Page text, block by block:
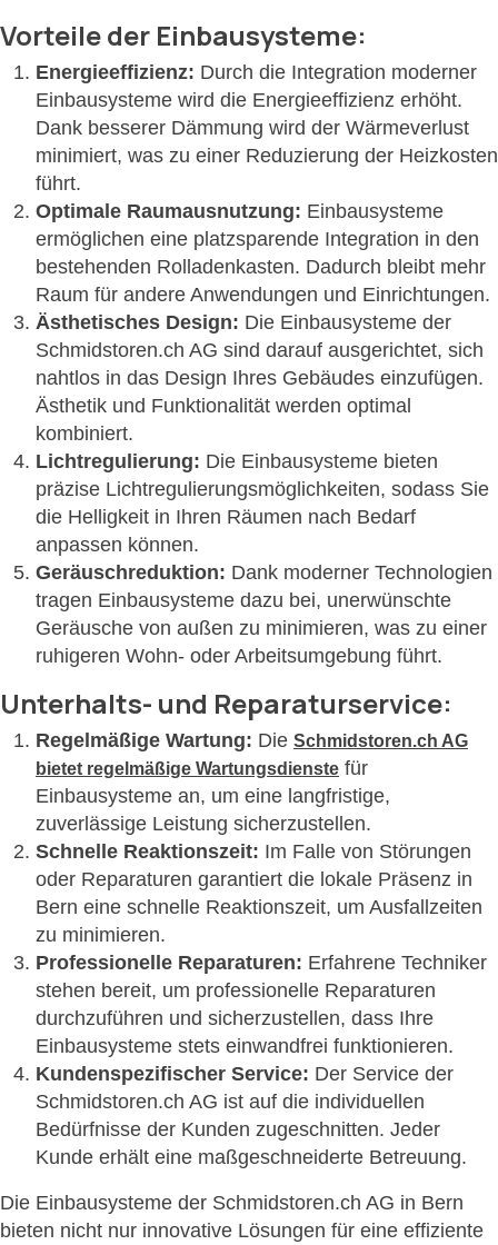
Vorteile der Einbausysteme:
Energieeffizienz: Durch die Integration moderner
Einbausysteme wird die Energieeffizienz erhöht.
Dank besserer Dämmung wird der Wärmeverlust
minimiert, was zu einer Reduzierung der Heizkosten
führt.
Optimale Raumausnutzung: Einbausysteme
ermöglichen eine platzsparende Integration in den
bestehenden Rolladenkasten. Dadurch bleibt mehr
Raum für andere Anwendungen und Einrichtungen.
Ästhetisches Design: Die Einbausysteme der
Schmidstoren.ch AG sind darauf ausgerichtet, sich
nahtlos in das Design Ihres Gebäudes einzufügen.
Ästhetik und Funktionalität werden optimal
kombiniert.
Lichtregulierung: Die Einbausysteme bieten
präzise Lichtregulierungsmöglichkeiten, sodass Sie
die Helligkeit in Ihren Räumen nach Bedarf
anpassen können.
Geräuschreduktion: Dank moderner Technologien
tragen Einbausysteme dazu bei, unerwünschte
Geräusche von außen zu minimieren, was zu einer
ruhigeren Wohn- oder Arbeitsumgebung führt.
Unterhalts- und Reparaturservice:
Regelmäßige Wartung: Die Schmidstoren.ch AG
bietet regelmäßige Wartungsdienste für
Einbausysteme an, um eine langfristige,
zuverlässige Leistung sicherzustellen.
Schnelle Reaktionszeit: Im Falle von Störungen
oder Reparaturen garantiert die lokale Präsenz in
Bern eine schnelle Reaktionszeit, um Ausfallzeiten
zu minimieren.
Professionelle Reparaturen: Erfahrene Techniker
stehen bereit, um professionelle Reparaturen
durchzuführen und sicherzustellen, dass Ihre
Einbausysteme stets einwandfrei funktionieren.
Kundenspezifischer Service: Der Service der
Schmidstoren.ch AG ist auf die individuellen
Bedürfnisse der Kunden zugeschnitten. Jeder
Kunde erhält eine maßgeschneiderte Betreuung.
Die Einbausysteme der Schmidstoren.ch AG in Bern
bieten nicht nur innovative Lösungen für eine effiziente